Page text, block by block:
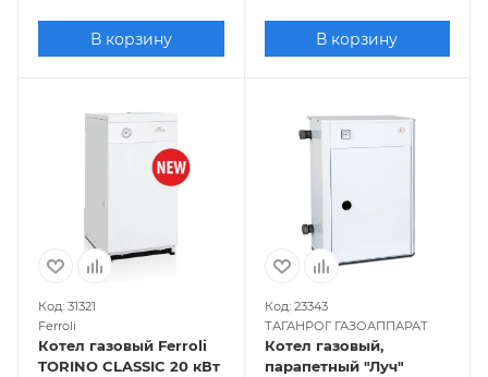
В корзину В корзину
Код: 31321
Ferroli
Котел газовый Ferroli
TORINO CLASSIC 20 кВт
Код: 23343
ТАГАНРОГ ГАЗОАППАРАТ
Котел газовый,
парапетный "Луч"